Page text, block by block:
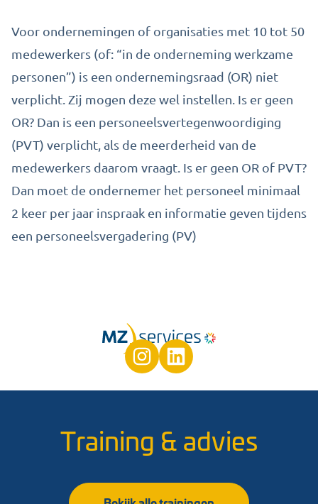
Voor ondernemingen of organisaties met 10 tot 50
medewerkers (of: “in de onderneming werkzame
personen”) is een ondernemingsraad (OR) niet
verplicht. Zij mogen deze wel instellen. Is er geen
OR? Dan is een personeelsvertegenwoordiging
(PVT) verplicht, als de meerderheid van de
medewerkers daarom vraagt. Is er geen OR of PVT?
Dan moet de ondernemer het personeel minimaal
2 keer per jaar inspraak en informatie geven tijdens
een personeelsvergadering (PV)
Training & advies